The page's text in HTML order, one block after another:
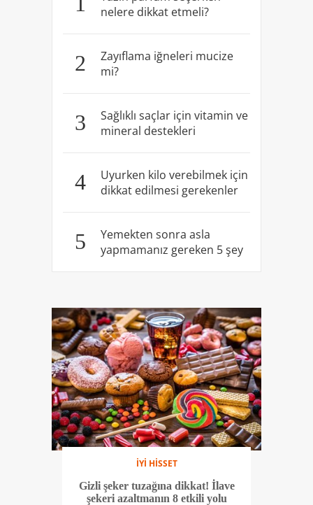
nelere dikkat etmeli?
2
Zayıflama iğneleri mucize
mi?
3
Sağlıklı saçlar için vitamin ve
mineral destekleri
4
Uyurken kilo verebilmek için
dikkat edilmesi gerekenler
5
Yemekten sonra asla
yapmamanız gereken 5 şey
İYİ HİSSET
Gizli şeker tuzağına dikkat! İlave
şekeri azaltmanın 8 etkili yolu